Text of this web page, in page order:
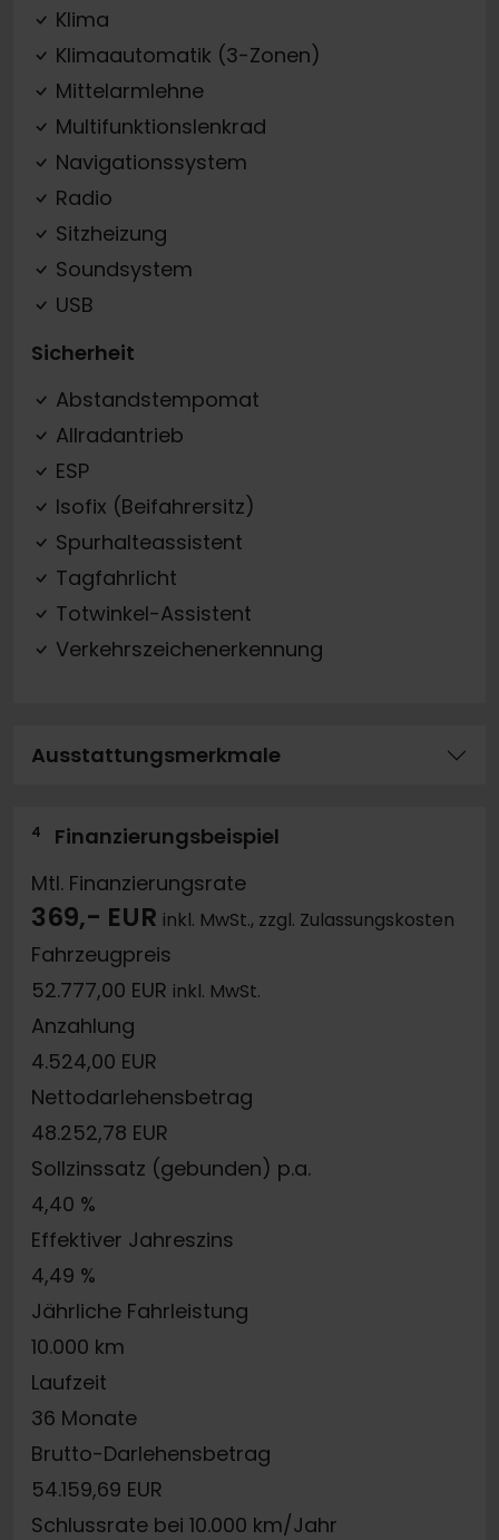
Klima
Klimaautomatik (3-Zonen)
Mittelarmlehne
Multifunktionslenkrad
Navigationssystem
Radio
Sitzheizung
Soundsystem
USB
Sicherheit
Abstandstempomat
Allradantrieb
ESP
Isofix (Beifahrersitz)
Spurhalteassistent
Tagfahrlicht
Totwinkel-Assistent
Verkehrszeichenerkennung
Ausstattungsmerkmale
4
Finanzierungsbeispiel
Mtl. Finanzierungsrate
369,- EUR inkl. MwSt., zzgl. Zulassungskosten
Fahrzeugpreis
52.777,00 EUR inkl. MwSt.
Anzahlung
4.524,00 EUR
Nettodarlehensbetrag
48.252,78 EUR
Sollzinssatz (gebunden) p.a.
4,40 %
Effektiver Jahreszins
4,49 %
Jährliche Fahrleistung
10.000 km
Laufzeit
36 Monate
Brutto-Darlehensbetrag
54.159,69 EUR
Schlussrate bei 10.000 km/Jahr